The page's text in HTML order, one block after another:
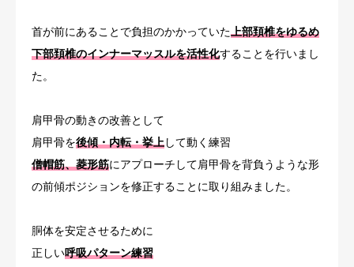
首が前にあることで負担のかかっていた上部頚椎をゆるめ
下部頚椎のインナーマッスルを活性化することを行いまし
た。
肩甲骨の動きの改善として
肩甲骨を後傾・内転・挙上して動く練習
僧帽筋、菱形筋にアプローチして肩甲骨を背負うような形
の前傾ポジションを修正することに取り組みました。
胴体を安定させるために
正しい呼吸パターン練習